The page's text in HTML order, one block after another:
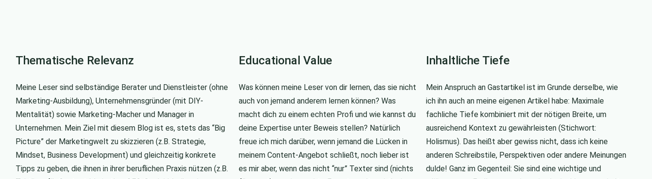
Thematische Relevanz
Meine Leser sind selbständige Berater und Dienstleister (ohne
Marketing-Ausbildung), Unternehmensgründer (mit DIY-
Mentalität) sowie Marketing-Macher und Manager in
Unternehmen. Mein Ziel mit diesem Blog ist es, stets das “Big
Picture” der Marketingwelt zu skizzieren (z.B. Strategie,
Mindset, Business Development) und gleichzeitig konkrete
Tipps zu geben, die ihnen in ihrer beruflichen Praxis nützen (z.B.
Educational Value
Was können meine Leser von dir lernen, das sie nicht
auch von jemand anderem lernen können? Was
macht dich zu einem echten Profi und wie kannst du
deine Expertise unter Beweis stellen? Natürlich
freue ich mich darüber, wenn jemand die Lücken in
meinem Content-Angebot schließt, noch lieber ist
es mir aber, wenn das nicht “nur” Texter sind (nichts
Inhaltliche Tiefe
Mein Anspruch an Gastartikel ist im Grunde derselbe, wie
ich ihn auch an meine eigenen Artikel habe: Maximale
fachliche Tiefe kombiniert mit der nötigen Breite, um
ausreichend Kontext zu gewährleisten (Stichwort:
Holismus). Das heißt aber gewiss nicht, dass ich keine
anderen Schreibstile, Perspektiven oder andere Meinungen
dulde! Ganz im Gegenteil: Sie sind eine wichtige und